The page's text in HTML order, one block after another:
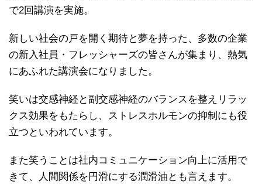
で2回講演を実施。
新しい社会の戸を開く期待と夢を持った、多数の企業
の新入社員・フレッシャーズの皆さんが集まり、熱気
にあふれた講演会になりました。
笑いは交感神経と副交感神経のバランスを整えリラッ
クス効果をもたらし、ストレスホルモンの抑制にも役
立つといわれています。
また笑うことは社内コミュニケーション向上に活用で
きて、人間関係を円滑にする潤滑油とも言えます。